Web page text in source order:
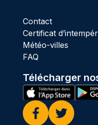
Contact
Certificat
Météo-villes
FAQ
Télécharger